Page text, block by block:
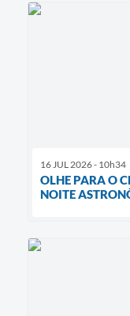
16 JUL 2026 - 10h34
OLHE PARA O
NOITE